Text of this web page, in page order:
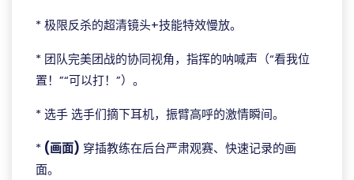
* 极限反杀的超清镜头+技能特效慢放。
* 团队完美团战的协同视角，指挥的呐喊声（“看我位
置！”“可以打！”）。
* 选手 选手们摘下耳机，振臂高呼的激情瞬间。
* (画面) 穿插教练在后台严肃观赛、快速记录的画
面。